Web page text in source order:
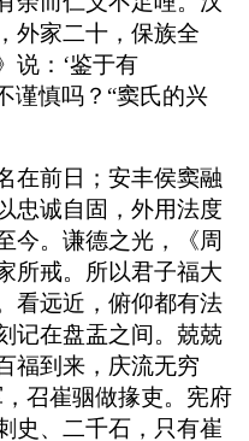
外家二十，保族全
说：‘鉴于有
谨慎吗？“窦氏的兴
在前日；安丰侯窦融
忠诚自固，外用法度
今。谦德之光，《周
所戒。所以君子福大
看远近，俯仰都有法
记在盘盂之间。兢兢
福到来，庆流无穷
召崔骃做掾吏。宪府
史、二千石，只有崔